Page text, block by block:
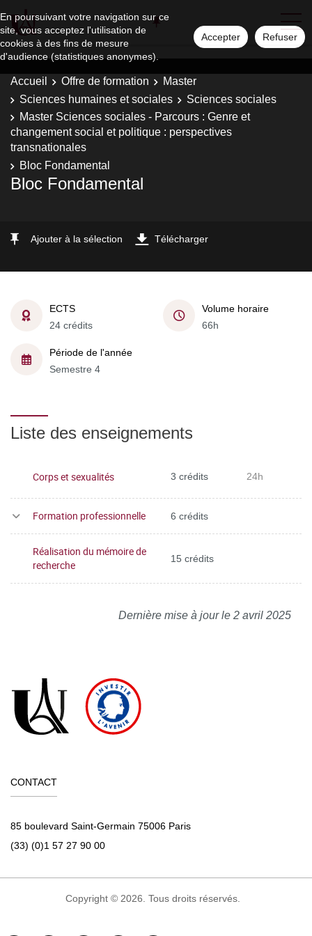
En poursuivant votre navigation sur ce
site, vous acceptez l'utilisation de
cookies à des fins de mesure
d'audience (statistiques anonymes).
Accepter Refuser
Accueil Offre de formation
Master
Sciences humaines et sociales
Sciences sociales
Master Sciences sociales - Parcours : Genre et
changement social et politique : perspectives
transnationales
Bloc Fondamental
Bloc Fondamental
Ajouter à la sélection Télécharger
ECTS
24 crédits
Volume horaire
66h
Période de l'année
Semestre 4
Liste des enseignements
Corps et sexualités 3 crédits 24h
Formation professionnelle 6 crédits
Réalisation du mémoire de
recherche
15 crédits
Dernière mise à jour le 2 avril 2025
CONTACT
85 boulevard Saint-Germain 75006 Paris
(33) (0)1 57 27 90 00
Copyright © 2026. Tous droits réservés.